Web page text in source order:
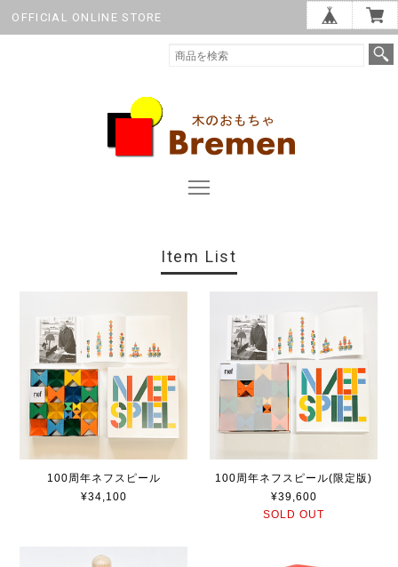
OFFICIAL ONLINE STORE
Item List
100周年ネフスピール
¥34,100
100周年ネフスピール(限定版)
¥39,600
SOLD OUT